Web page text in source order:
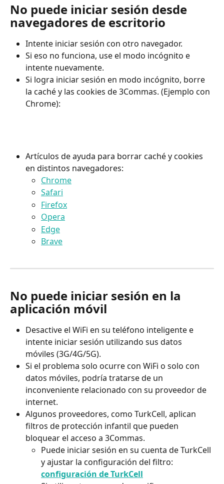
No puede iniciar sesión desde
navegadores de escritorio
Intente iniciar sesión con otro navegador.
Si eso no funciona, use el modo incógnito e
intente nuevamente.
Si logra iniciar sesión en modo incógnito, borre
la caché y las cookies de 3Commas. (Ejemplo con
Chrome):
Artículos de ayuda para borrar caché y cookies
en distintos navegadores:
Chrome
Safari
Firefox
Opera
Edge
Brave
No puede iniciar sesión en la
aplicación móvil
Desactive el WiFi en su teléfono inteligente e
intente iniciar sesión utilizando sus datos
móviles (3G/4G/5G).
Si el problema solo ocurre con WiFi o solo con
datos móviles, podría tratarse de un
inconveniente relacionado con su proveedor de
internet.
Algunos proveedores, como TurkCell, aplican
filtros de protección infantil que pueden
bloquear el acceso a 3Commas.
Puede iniciar sesión en su cuenta de TurkCell
y ajustar la configuración del filtro:
configuración de TurkCell